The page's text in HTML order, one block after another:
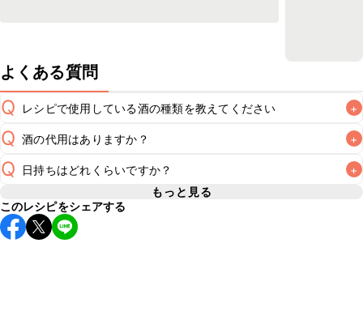
よくある質問
Q レシピで使用している酒の種類を教えてください +
A
Q 酒の代用はありますか？ +
A
Q 日持ちはどれくらいですか？ +
A
保存期間は冷蔵で翌日中が目安です。なるべくお早めにお召
し上がりください。
もっと見る
このレシピをシェアする